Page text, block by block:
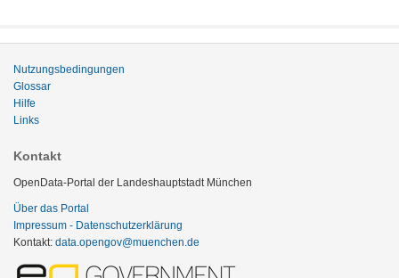
Nutzungsbedingungen
Glossar
Hilfe
Links
Kontakt
OpenData-Portal der Landeshauptstadt München
Über das Portal
Impressum - Datenschutzerklärung
Kontakt: data.opengov@muenchen.de